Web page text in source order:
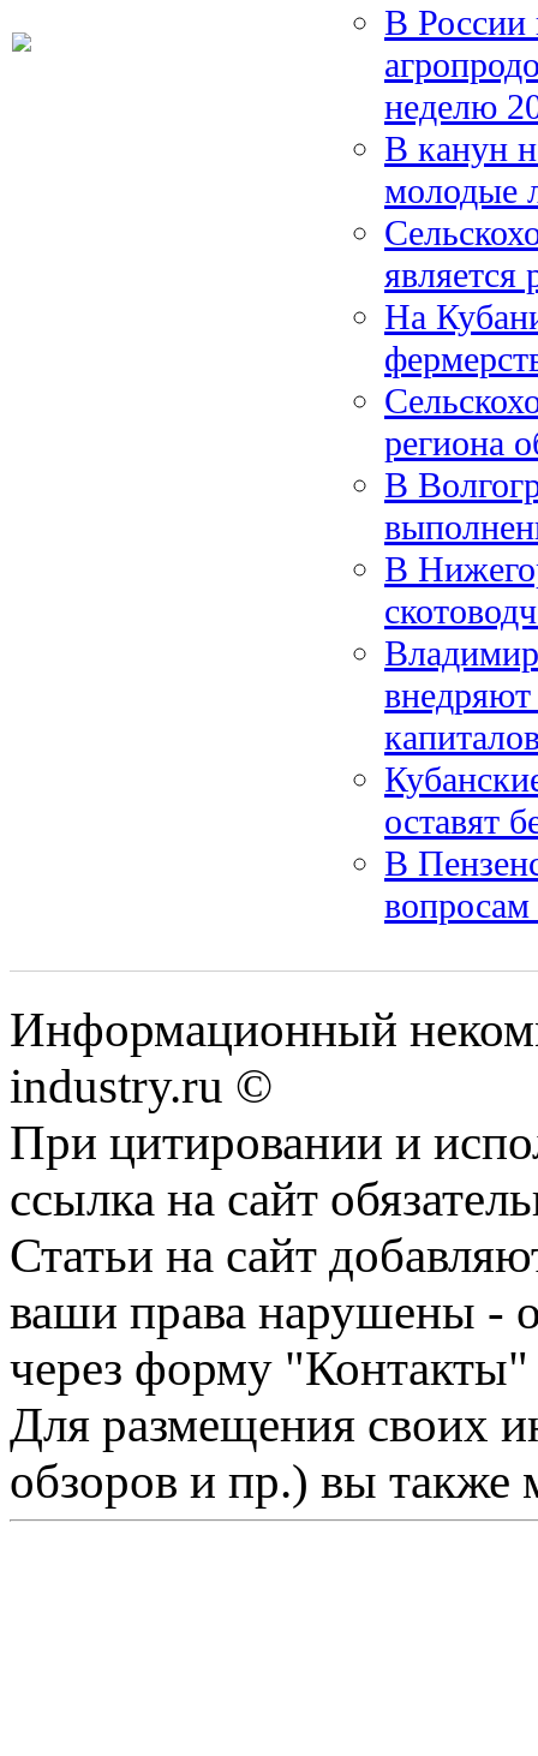
В России
неделю
В канун
молодые
является
На
региона
В
В
оставят
В
Информационный
industry.ru ©
При цитировании и
ссылка на сайт
Статьи на сайт
ваши права нарушены -
через форму "Контакты"
Для размещения своих
обзоров и пр.) вы также